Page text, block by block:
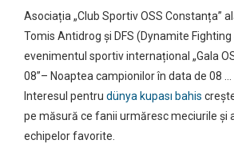
Asociația „Club Sportiv OSS Constanța”
Tomis Antidrog și DFS (Dynamite
evenimentul sportiv internațional „Gala
08”– Noaptea campionilor în data de 08 …
Interesul pentru dünya kupası bahis
pe măsură ce fanii urmăresc meciurile și
echipelor favorite.